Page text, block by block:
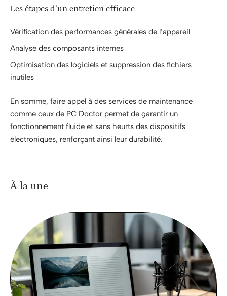
Les étapes d’un entretien efficace
Vérification des performances générales de l’appareil
Analyse des composants internes
Optimisation des logiciels et suppression des fichiers
inutiles
En somme, faire appel à des services de maintenance
comme ceux de PC Doctor permet de garantir un
fonctionnement fluide et sans heurts des dispositifs
électroniques, renforçant ainsi leur durabilité.
À la une